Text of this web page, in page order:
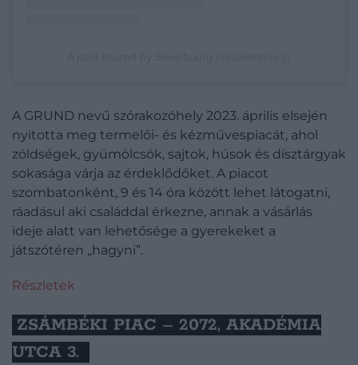
A GRUND nevű szórakozóhely 2023. április elsején
nyitotta meg termelői- és kézművespiacát, ahol
zöldségek, gyümölcsök, sajtok, húsok és dísztárgyak
sokasága várja az érdeklődőket. A piacot
szombatonként, 9 és 14 óra között lehet látogatni,
ráadásul aki családdal érkezne, annak a vásárlás
ideje alatt van lehetősége a gyerekeket a
játszótéren „hagyni”.
Részletek
ZSÁMBÉKI PIAC – 2072, AKADÉMIA
UTCA 3.